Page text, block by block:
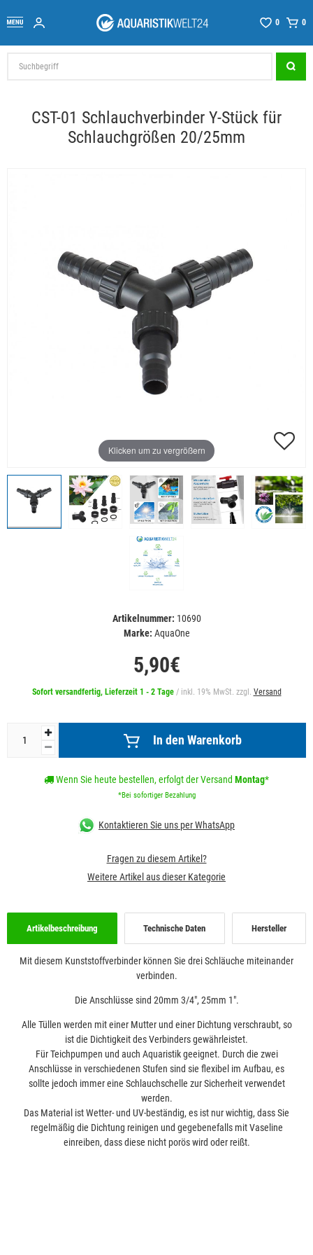
0 0
CST-01 Schlauchverbinder Y-Stück für
Schlauchgrößen 20/25mm
Klicken um zu vergrößern
Artikelnummer: 10690
Marke: AquaOne
5,90€
Sofort versandfertig, Lieferzeit 1 - 2 Tage / inkl. 19% MwSt. zzgl. Versand
In den Warenkorb
Wenn Sie heute bestellen, erfolgt der Versand Montag*
*Bei sofortiger Bezahlung
Kontaktieren Sie uns per WhatsApp
Fragen zu diesem Artikel?
Weitere Artikel aus dieser Kategorie
Artikelbeschreibung Technische Daten Hersteller
Mit diesem Kunststoffverbinder können Sie drei Schläuche miteinander
verbinden.
Die Anschlüsse sind 20mm 3/4", 25mm 1".
Alle Tüllen werden mit einer Mutter und einer Dichtung verschraubt, so
ist die Dichtigkeit des Verbinders gewährleistet.
Für Teichpumpen und auch Aquaristik geeignet. Durch die zwei
Anschlüsse in verschiedenen Stufen sind sie flexibel im Aufbau, es
sollte jedoch immer eine Schlauchschelle zur Sicherheit verwendet
werden.
Das Material ist Wetter- und UV-beständig, es ist nur wichtig, dass Sie
regelmäßig die Dichtung reinigen und gegebenefalls mit Vaseline
einreiben, dass diese nicht porös wird oder reißt.